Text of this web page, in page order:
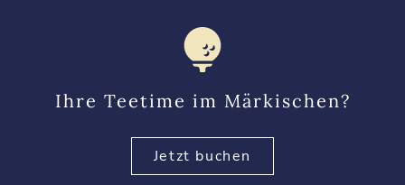
Ihre Teetime im Märkischen?
Jetzt buchen